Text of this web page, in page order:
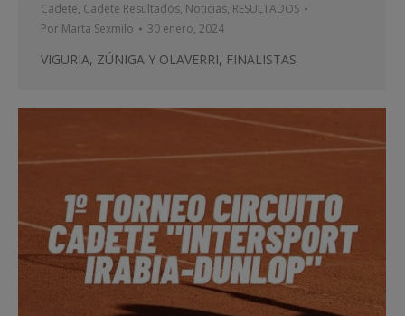
Cadete, Cadete Resultados, Noticias, RESULTADOS
Por Marta Sexmilo 30 enero, 2024
VIGURIA, ZÚÑIGA Y OLAVERRI, FINALISTAS